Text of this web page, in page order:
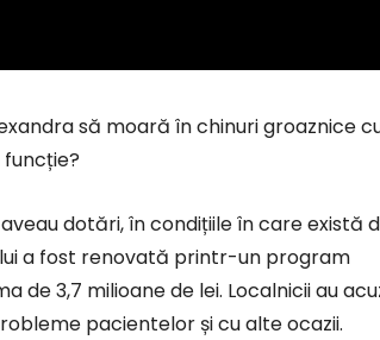
să moară în chinuri groaznice
dotări, în condițiile în care există
a fost renovată printr-un program
de 3,7 milioane de lei. Localnicii au
pacientelor și cu alte ocazii.